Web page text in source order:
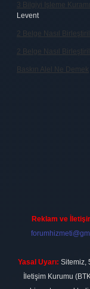
3 Bilgiyi Işleme
Levent
2 Belge Nasıl
2 Belge Nasıl
Baskın Alel Ne Demek
Reklam ve
Yasal Uyarı: Sitemiz,
İletişim Kurumu